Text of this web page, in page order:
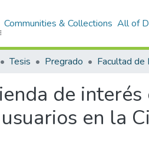
Communities & Collections All of
Tesis Pregrado
de interés
en la